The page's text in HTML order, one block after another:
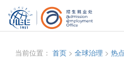
当前位置： 首页 > 全球治理 > 热